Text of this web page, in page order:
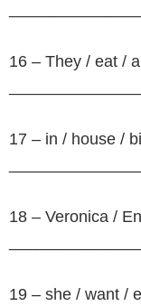
16 – They / eat /
17 – in / house /
18 – Veronica /
19 – she / want /